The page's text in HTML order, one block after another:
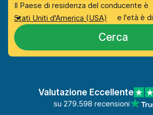
Il Paese di residenza del conducente è
Stati Uniti d'America (USA)
e l'età è di
Cerca
Valutazione Eccellente
su 279.598 recensioni